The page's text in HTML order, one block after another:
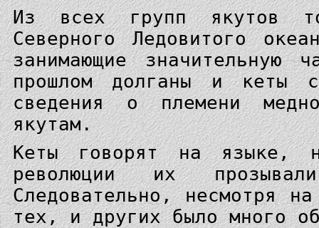
Из всех групп якутов
Северного Ледовитого
занимающие значительную
прошлом долганы и кеты
сведения о племени
якутам.
Кеты говорят на языке,
революции их
Следовательно, несмотря
тех, и других было много